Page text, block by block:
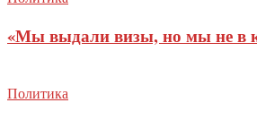
«Мы выдали визы, но мы не в
Политика